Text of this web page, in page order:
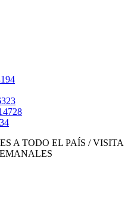
A TODO EL PAÍS / VISITA